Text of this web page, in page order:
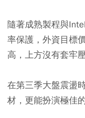
隨著成熟製程與
率保護， 外資目標
高，上方沒有套牢
在第三季大盤震盪
材，更能扮演極佳